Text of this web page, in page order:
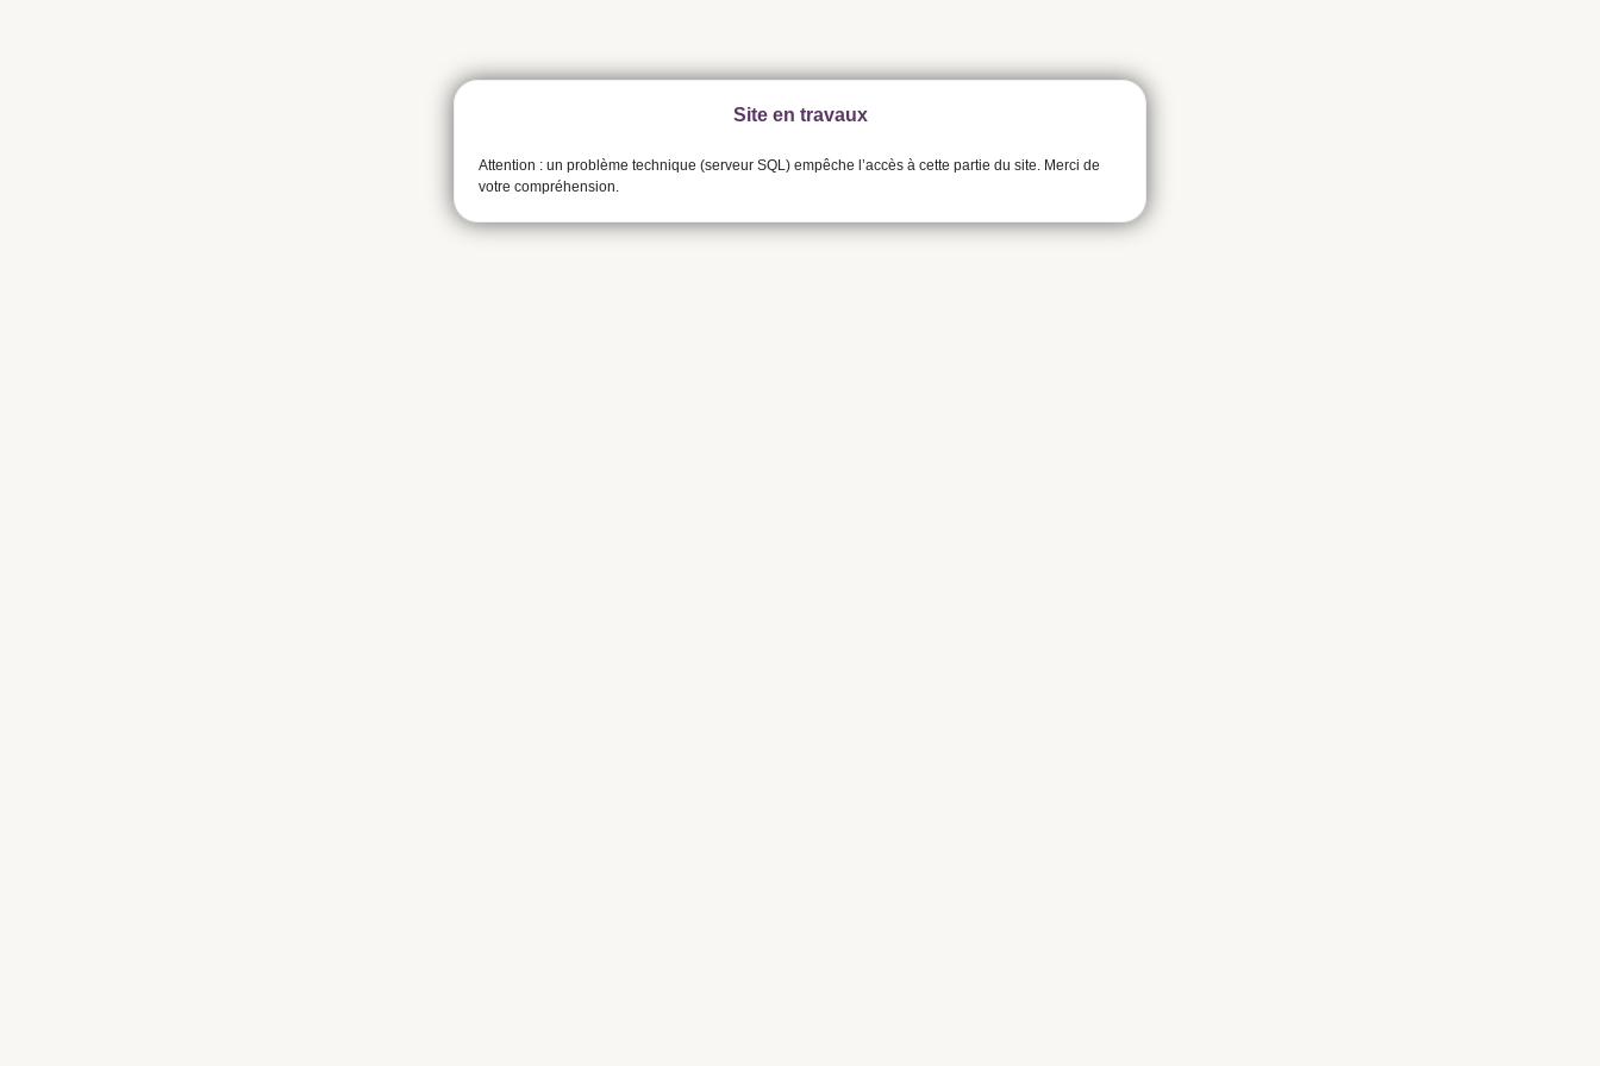
Site en travaux
Attention : un problème technique (serveur SQL) empêche l’accès à cette partie du site. Merci de
votre compréhension.